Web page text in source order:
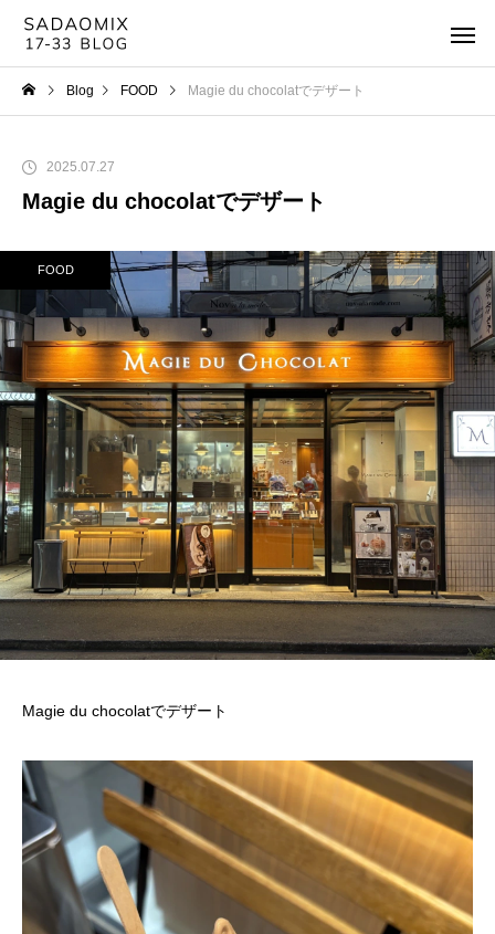
Blog FOOD Magie du chocolatでデザート
2025.07.27
Magie du chocolatでデザート
FOOD
Magie du chocolatでデザート